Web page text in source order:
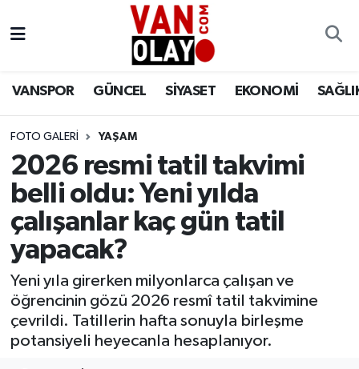
VANSPOR GÜNCEL SİYASET EKONOMİ
FOTO GALERI YAŞAM
2026 resmi tatil takvimi
belli oldu: Yeni yılda
çalışanlar kaç gün tatil
yapacak?
Yeni yıla girerken milyonlarca çalışan ve
öğrencinin gözü 2026 resmî tatil takvimine
çevrildi. Tatillerin hafta sonuyla birleşme
potansiyeli heyecanla hesaplanıyor.
Siyaset
Ekonomi
Sağlık
Eğitim
Bilim & Teknoloji
Dünya
Van Nöbetçi Eczaneler
Van Namaz Vakitleri
Van Trafik Yoğunluk Haritası
Süper Lig Puan Durumu ve Fikstür
Tüm Manşetler
Son Dakika Haberleri
Haber Arşivi